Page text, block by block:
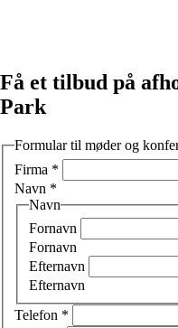
Få et tilbud på
Park
Formular til møder og
Firma *
Navn *
Navn
Fornavn
Fornavn
Efternavn
Efternavn
Telefon *